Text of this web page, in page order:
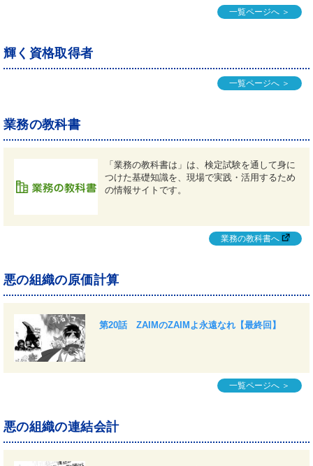
一覧ページへ ＞
輝く資格取得者
一覧ページへ ＞
業務の教科書
「業務の教科書は」は、検定試験を通して身に
つけた基礎知識を、現場で実践・活用するため
の情報サイトです。
業務の教科書へ
悪の組織の原価計算
第20話 ZAIMのZAIMよ永遠なれ【最終回】
一覧ページへ ＞
悪の組織の連結会計